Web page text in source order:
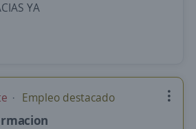
YA
Empleo destacado